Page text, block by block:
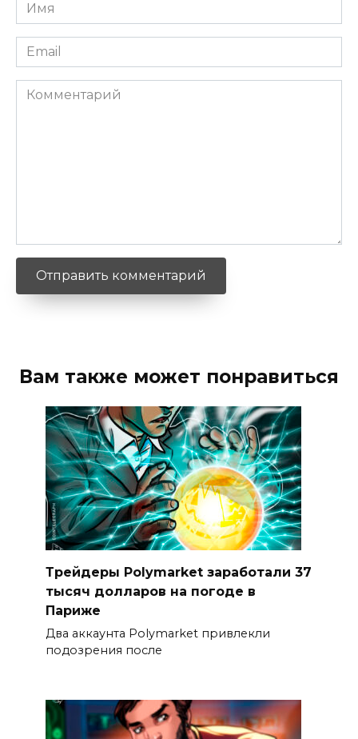
*
Email
*
Комментарий
Вам также может понравиться
Трейдеры Polymarket заработали 37
тысяч долларов на погоде в
Париже
Два аккаунта Polymarket привлекли
подозрения после